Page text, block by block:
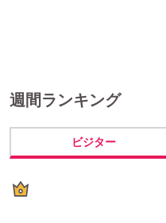
週間ランキング
ビジター